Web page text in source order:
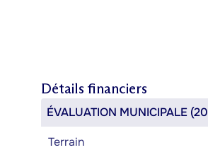
Détails financiers
ÉVALUATION MUNICIPALE
Terrain